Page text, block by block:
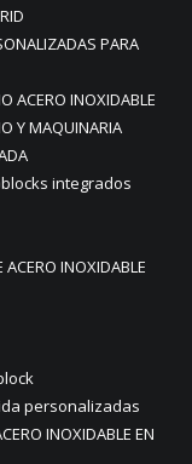
PARA
ACERO INOXIDABLE
Y MAQUINARIA
integrados
ACERO INOXIDABLE
personalizadas
INOXIDABLE EN